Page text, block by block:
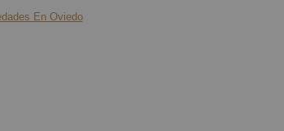
En Oviedo